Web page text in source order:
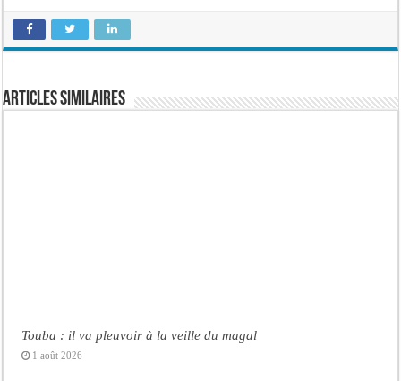
Articles similaires
Touba : il va pleuvoir à la veille du magal
1 août 2026